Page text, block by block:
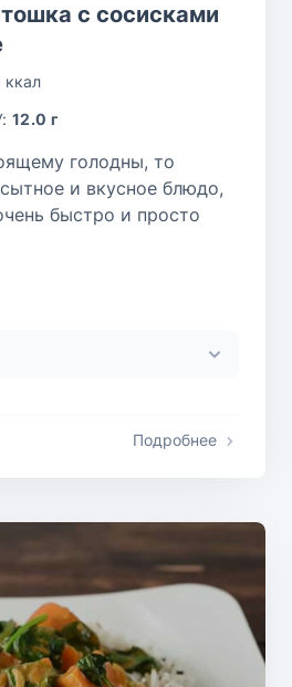
с сосисками
ккал
12.0 г
голодны, то
и вкусное блюдо,
быстро и просто
Подробнее